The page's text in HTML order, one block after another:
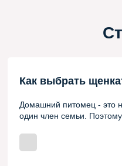
доставка Москва и
ФАКТУ ПРИВОЗА щенка, за
Как выбрать
Домашний питомец - это
один член семьи. Поэтому,